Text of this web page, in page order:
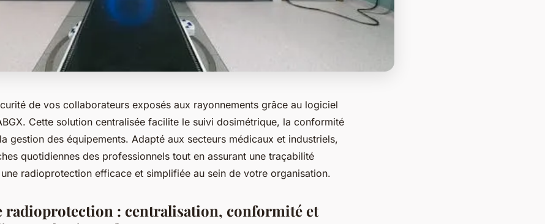
de vos collaborateurs exposés aux rayonnements grâce au logiciel
Cette solution centralisée facilite le suivi dosimétrique, la conformité
gestion des équipements. Adapté aux secteurs médicaux et industriels,
quotidiennes des professionnels tout en assurant une traçabilité
radioprotection efficace et simplifiée au sein de votre organisation.
radioprotection : centralisation, conformité et